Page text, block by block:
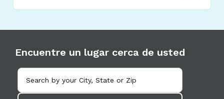
Encuentre un lugar cerca de usted